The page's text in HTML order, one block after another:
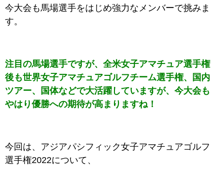
今大会も馬場選手をはじめ強力なメンバーで挑みま
す。
注目の馬場選手ですが、全米女子アマチュア選手権
後も世界女子アマチュアゴルフチーム選手権、国内
ツアー、国体などで大活躍していますが、今大会も
やはり優勝への期待が高まりますね！
今回は、アジアパシフィック女子アマチュアゴルフ
選手権2022について、